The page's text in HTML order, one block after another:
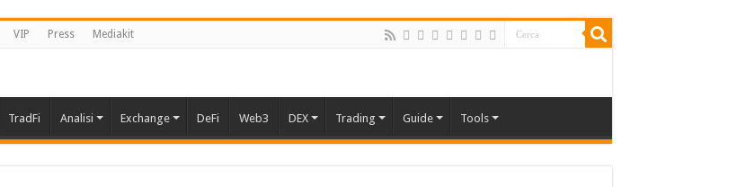
VIP Press Mediakit
TradFi Analisi Exchange DeFi Web3 DEX Trading Guide Tools